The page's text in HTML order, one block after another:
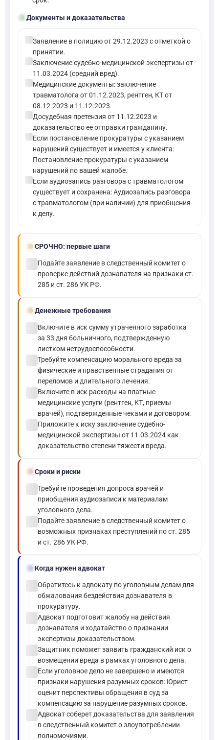
folder_openДокументы и доказательства
Заявление в полицию от 29.12.2023 с отметкой о
принятии.
Заключение судебно-медицинской экспертизы от
11.03.2024 (средний вред).
Медицинские документы: заключение
травматолога от 01.12.2023, рентген, КТ от
08.12.2023 и 11.12.2023.
Досудебная претензия от 11.12.2023 и
доказательство ее отправки гражданину.
Если постановление прокуратуры с указанием
нарушений существует и имеется у клиента:
Постановление прокуратуры с указанием
нарушений по вашей жалобе.
Если аудиозапись разговора с травматологом
существует и сохранена: Аудиозапись разговора
с травматологом (при наличии) для приобщения
к делу.
boltСРОЧНО: первые шаги
Подайте заявление в следственный комитет о
проверке действий дознавателя на признаки ст.
285 и ст. 286 УК РФ.
paymentsДенежные требования
Включите в иск сумму утраченного заработка
за 33 дня больничного, подтвержденную
листком нетрудоспособности.
Требуйте компенсацию морального вреда за
физические и нравственные страдания от
переломов и длительного лечения.
Включите в иск расходы на платные
медицинские услуги (рентген, КТ, приемы
врачей), подтвержденные чеками и договором.
Приложите к иску заключение судебно-
медицинской экспертизы от 11.03.2024 как
доказательство степени тяжести вреда.
schedule Сроки и риски
Требуйте проведения допроса врачей и
приобщения аудиозаписи к материалам
уголовного дела.
Подайте заявление в следственный комитет о
возможных признаках преступлений по ст. 285
и ст. 286 УК РФ.
gavelКогда нужен адвокат
Обратитесь к адвокату по уголовным делам для
обжалования бездействия дознавателя в
прокуратуру.
Адвокат подготовит жалобу на действия
дознавателя и ходатайство о признании
экспертизы доказательством.
Защитник поможет заявить гражданский иск о
возмещении вреда в рамках уголовного дела.
Если уголовное дело не завершено и имеются
признаки нарушения разумных сроков: Юрист
оценит перспективы обращения в суд за
компенсацию за нарушение разумных сроков.
Адвокат соберет доказательства для заявления
в следственный комитет о злоупотреблении
полномочиями.